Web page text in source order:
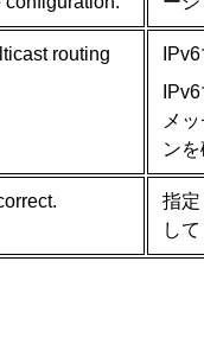
routing
メ
ン
指
し